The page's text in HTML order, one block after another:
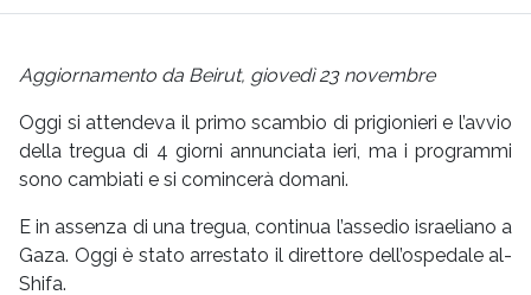
on
on
Aggiornamento da Beirut, giovedì 23 novembre
Oggi si attendeva il primo scambio di prigionieri e l’avvio
della tregua di 4 giorni annunciata ieri, ma i programmi
sono cambiati e si comincerà domani.
E in assenza di una tregua, continua l’assedio israeliano a
Gaza. Oggi è stato arrestato il direttore dell’ospedale al-
Shifa.